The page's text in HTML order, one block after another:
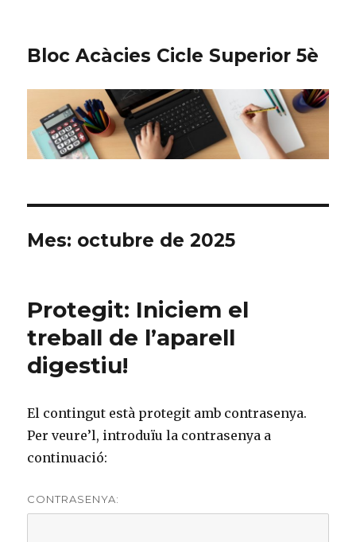
Bloc Acàcies Cicle Superior 5è
Mes: octubre de 2025
Protegit: Iniciem el
treball de l’aparell
digestiu!
El contingut està protegit amb contrasenya.
Per veure’l, introduïu la contrasenya a
continuació:
CONTRASENYA: